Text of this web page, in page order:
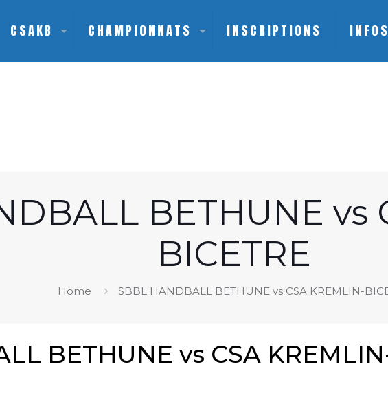
CSAKB CHAMPIONNATS INSCRIPTIONS
BETHUNE vs
BICETRE
Home SBBL HANDBALL BETHUNE vs CSA KREMLIN-
BETHUNE vs CSA